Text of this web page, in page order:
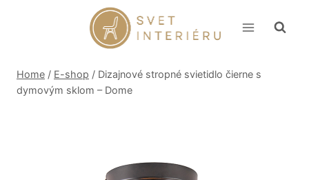
Home / E-shop / Dizajnové stropné svietidlo čierne s
dymovým sklom – Dome